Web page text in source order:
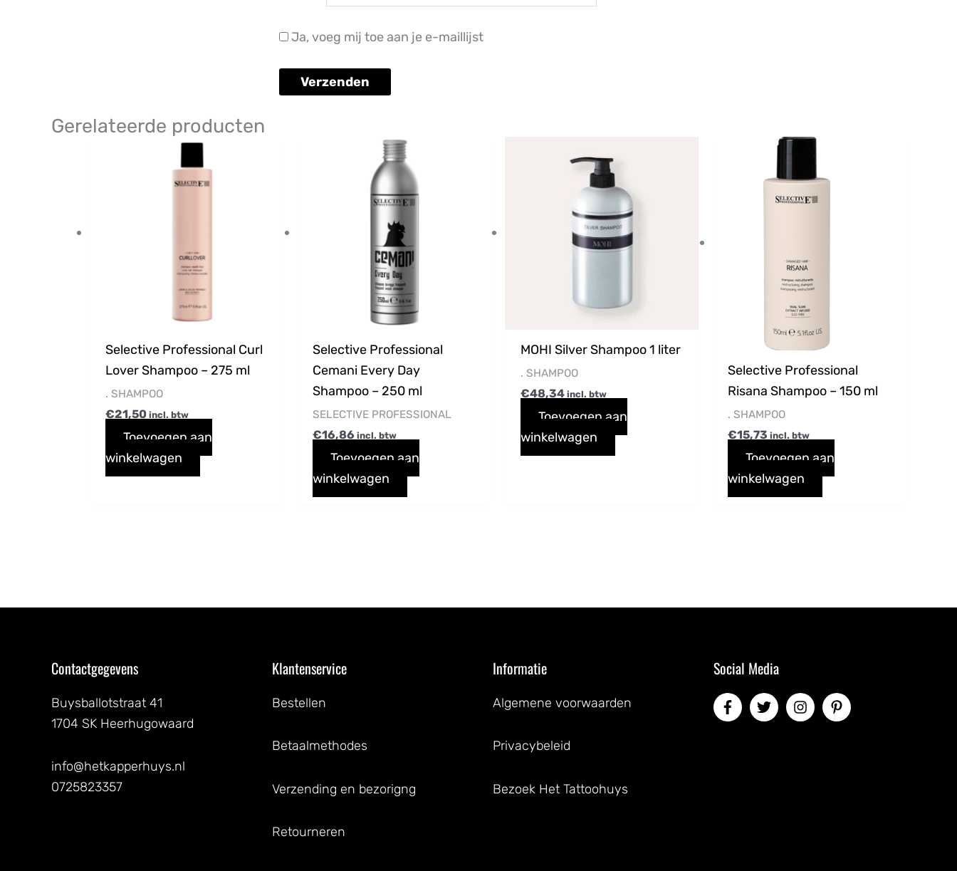
Ja, voeg mij toe aan je e-maillijst
Gerelateerde producten
Selective Professional Curl
Lover Shampoo – 275 ml
. SHAMPOO
€21,50 incl. btw
Toevoegen aan
winkelwagen
Selective Professional
Cemani Every Day
Shampoo – 250 ml
SELECTIVE PROFESSIONAL
€16,86 incl. btw
Toevoegen aan
winkelwagen
MOHI Silver Shampoo 1 liter
. SHAMPOO
€48,34 incl. btw
Toevoegen aan
winkelwagen
Selective Professional
Risana Shampoo – 150 ml
. SHAMPOO
€15,73 incl. btw
Toevoegen aan
winkelwagen
Contactgegevens
Buysballotstraat 41
1704 SK Heerhugowaard
info@hetkapperhuys.nl
0725823357
Klantenservice
Bestellen
Betaalmethodes
Verzending en bezorigng
Retourneren
Informatie
Algemene voorwaarden
Privacybeleid
Bezoek Het Tattoohuys
Social Media